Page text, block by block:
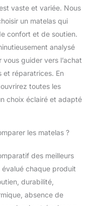
vaste et variée. Nous
un matelas qui
confort et de soutien.
analysé
guider vers l’achat
et réparatrices. En
toutes les
choix éclairé et adapté
les matelas ?
des meilleurs
évalué chaque produit
durabilité,
absence de